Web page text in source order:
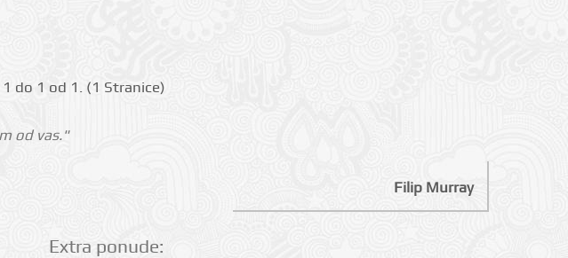
1 do 1 оd 1. (1 Strаnicе)
od vas."
Filip Murray
Extra ponude: